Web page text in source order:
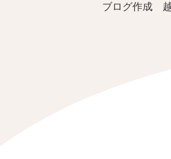
ブログ作成